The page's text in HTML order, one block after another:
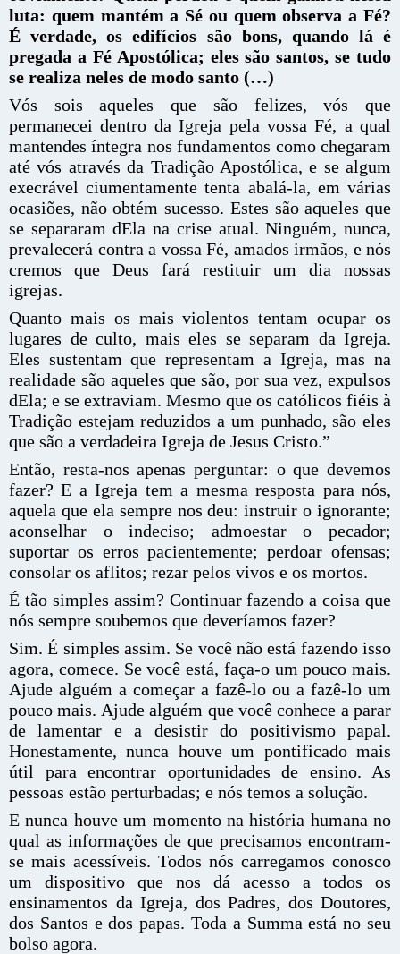
luta: quem mantém a Sé ou quem observa a Fé?
É verdade, os edifícios são bons, quando lá é
pregada a Fé Apostólica; eles são santos, se tudo
se realiza neles de modo santo (…)
Vós sois aqueles que são felizes, vós que
permanecei dentro da Igreja pela vossa Fé, a qual
mantendes íntegra nos fundamentos como chegaram
até vós através da Tradição Apostólica, e se algum
execrável ciumentamente tenta abalá-la, em várias
ocasiões, não obtém sucesso. Estes são aqueles que
se separaram dEla na crise atual. Ninguém, nunca,
prevalecerá contra a vossa Fé, amados irmãos, e nós
cremos que Deus fará restituir um dia nossas
igrejas.
Quanto mais os mais violentos tentam ocupar os
lugares de culto, mais eles se separam da Igreja.
Eles sustentam que representam a Igreja, mas na
realidade são aqueles que são, por sua vez, expulsos
dEla; e se extraviam. Mesmo que os católicos fiéis à
Tradição estejam reduzidos a um punhado, são eles
que são a verdadeira Igreja de Jesus Cristo.”
Então, resta-nos apenas perguntar: o que devemos
fazer? E a Igreja tem a mesma resposta para nós,
aquela que ela sempre nos deu: instruir o ignorante;
aconselhar o indeciso; admoestar o pecador;
suportar os erros pacientemente; perdoar ofensas;
consolar os aflitos; rezar pelos vivos e os mortos.
É tão simples assim? Continuar fazendo a coisa que
nós sempre soubemos que deveríamos fazer?
Sim. É simples assim. Se você não está fazendo isso
agora, comece. Se você está, faça-o um pouco mais.
Ajude alguém a começar a fazê-lo ou a fazê-lo um
pouco mais. Ajude alguém que você conhece a parar
de lamentar e a desistir do positivismo papal.
Honestamente, nunca houve um pontificado mais
útil para encontrar oportunidades de ensino. As
pessoas estão perturbadas; e nós temos a solução.
E nunca houve um momento na história humana no
qual as informações de que precisamos encontram-
se mais acessíveis. Todos nós carregamos conosco
um dispositivo que nos dá acesso a todos os
ensinamentos da Igreja, dos Padres, dos Doutores,
dos Santos e dos papas. Toda a Summa está no seu
bolso agora.